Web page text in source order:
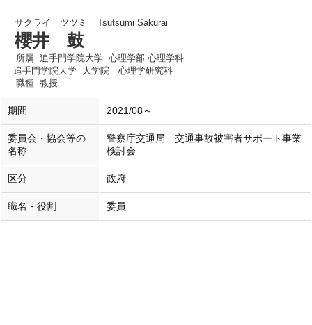
サクライ ツツミ Tsutsumi Sakurai
櫻井 鼓
所属 追手門学院大学 心理学部 心理学科
追手門学院大学 大学院 心理学研究科
職種 教授
期間 2021/08～
委員会・協会等の
名称
警察庁交通局 交通事故被害者サポート事業
検討会
区分 政府
職名・役割 委員